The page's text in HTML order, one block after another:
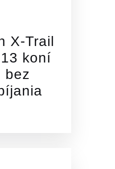
X-Trail
koní
bez